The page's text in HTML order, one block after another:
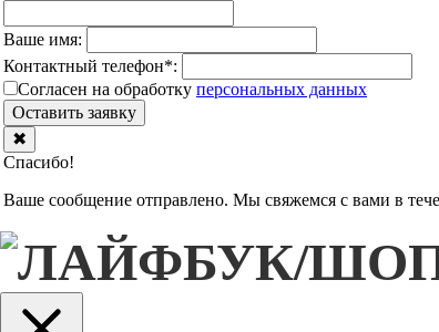
Ваше имя:
Контактный телефон*:
Согласен на обработку персональныx данных
Оставить заявку
✖
Спасибо!
Ваше сообщение отправлено. Мы свяжемся с вами в